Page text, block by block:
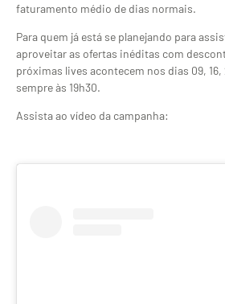
faturamento médio de dias normais.
Para quem já está se planejando para
aproveitar as ofertas inéditas com
próximas lives acontecem nos dias 09, 16,
sempre às 19h30.
Assista ao vídeo da campanha: